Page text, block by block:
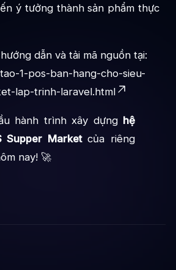
ý tưởng thành sản phẩm thực
dẫn và tải mã nguồn tại:
1-pos-ban-hang-cho-sieu-
lap-trinh-laravel.html
hành trình xây dựng hệ
Supper Marketcủa riêng
nay! 🚀